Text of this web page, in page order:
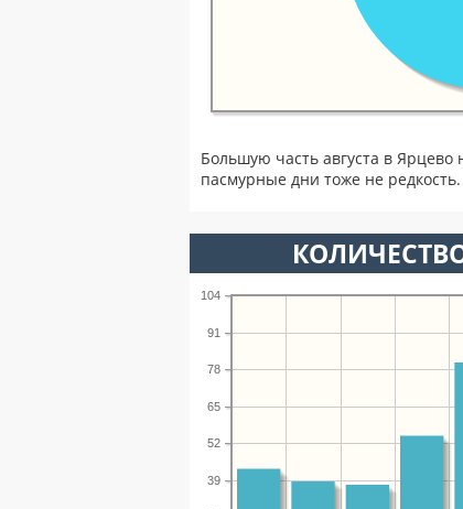
Большую часть августа в
пасмурные дни тоже не редкость.
39
52
65
78
91
104